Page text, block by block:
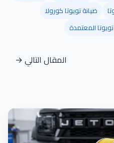
صيانة تويوتا كورولا
المعتمدة
المقال التالي →